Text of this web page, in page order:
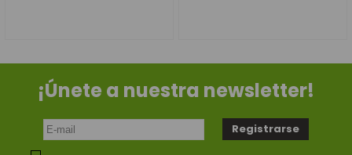
¡Únete a nuestra newsletter!